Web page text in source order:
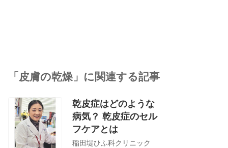
「皮膚の乾燥」に関連する記事
乾皮症はどのような
病気？ 乾皮症のセル
フケアとは
稲田堤ひふ科クリニック